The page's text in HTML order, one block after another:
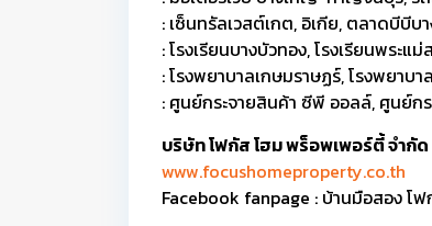
: เซ็นทรัลเวสต์เกต, อิเกีย, ตลาดบี
: โรงเรียนบางบัวทอง, โรงเรียนพระแ
: โรงพยาบาลเกษมราษฏร์, โรงพยาบ
: ศูนย์กระจายสินค้า ซีพี ออลล์, ศูนย์ก
บริษัท โฟกัส โฮม พร็อพเพอร์ตี้ จำกั
www.focushomeproperty.co.th
Facebook fanpage : บ้านมือสอง โ